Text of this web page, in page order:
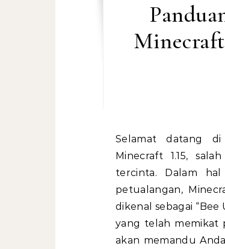
Selamat datang di panduan komprehensif Anda untuk mengunduh
Minecraft 1.15,
tercinta. Dalam
petualangan,
dikenal sebagai
yang telah memikat
akan memandu